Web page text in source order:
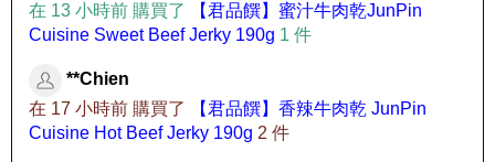
在 13 小時前 購買了
【君品饌】蜜汁牛肉乾JunPin
Cuisine Sweet Beef Jerky 190g 1 件
**Chien
在 17 小時前 購買了
【君品饌】香辣牛肉乾 JunPin
Cuisine Hot Beef Jerky 190g 2 件